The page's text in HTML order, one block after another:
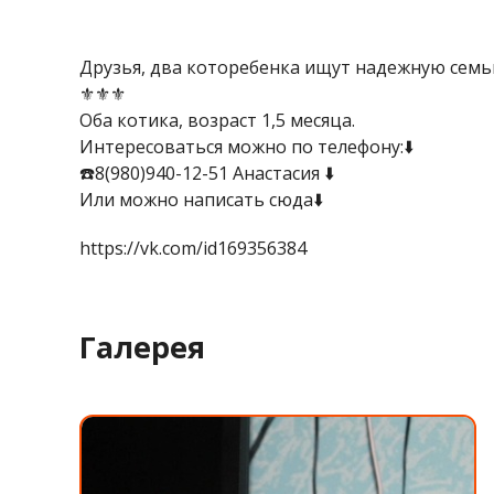
Друзья, два которебенка ищут надежную
⚜️⚜️⚜️
Оба котика, возраст 1,5 месяца.
Интересоваться можно по телефону:⬇️
☎️8(980)940-12-51 Анастасия ⬇️
Или можно написать сюда⬇️
https://vk.com/id169356384
Галерея